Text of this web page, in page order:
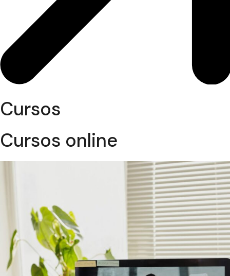
Cursos
Cursos online